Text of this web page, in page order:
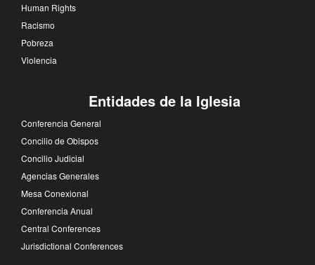
Human Rights
Racismo
Pobreza
Violencia
Entidades de la Iglesia
Conferencia General
Concilio de Obispos
Concilio Judicial
Agencias Generales
Mesa Conexional
Conferencia Anual
Central Conferences
Jurisdictional Conferences